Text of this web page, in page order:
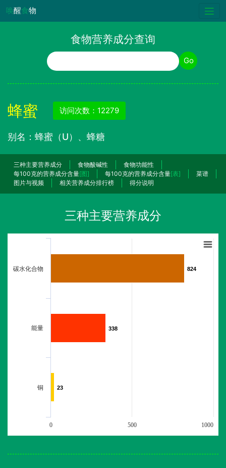
唤醒食物
食物营养成分查询
食物名称 Go
蜂蜜 访问次数：12279
别名：蜂蜜（U）、蜂糖
三种主要营养成分 食物酸碱性
食物功能性
每100克的营养成分含量[图] 每100克的营养成分含量[表]
菜谱
图片与视频
相关营养成分排行榜 得分说明
三种主要营养成分
824
824
338
338
23
23
碳水化合物
能量
铜
0 500 1000